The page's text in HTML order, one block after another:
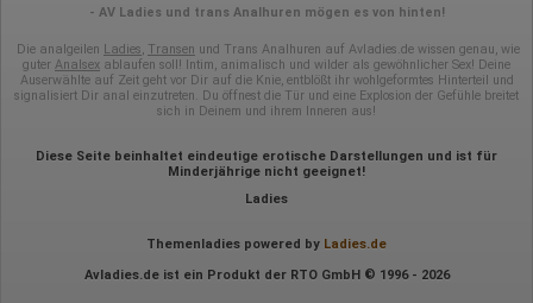
Domain-Name
Antworten auf Umfragen
Ort der Verarbeitung:
Europäische Union
Art. 6 Abs. 1 S. 1 lit. a DSGVO
- AV Ladies und trans Analhuren mögen es von hinten!
Die analgeilen Ladies, Transen und Trans Analhuren auf Avladies.de wissen genau, wie
guter Analsex ablaufen soll! Intim, animalisch und wilder als gewöhnlicher Sex! Deine
Auserwählte auf Zeit geht vor Dir auf die Knie, entblößt ihr wohlgeformtes Hinterteil und
signalisiert Dir anal einzutreten. Du öffnest die Tür und eine Explosion der Gefühle breitet
sich in Deinem und ihrem Inneren aus!
Diese Seite beinhaltet eindeutige erotische Darstellungen und ist für
Minderjährige nicht geeignet!
Ladies
Themenladies powered by Ladies.de
Avladies.de ist ein Produkt der RTO GmbH © 1996 - 2026